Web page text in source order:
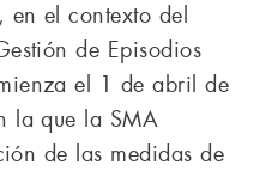
en el contexto del
de Episodios
el 1 de abril de
la que la SMA
de las medidas de